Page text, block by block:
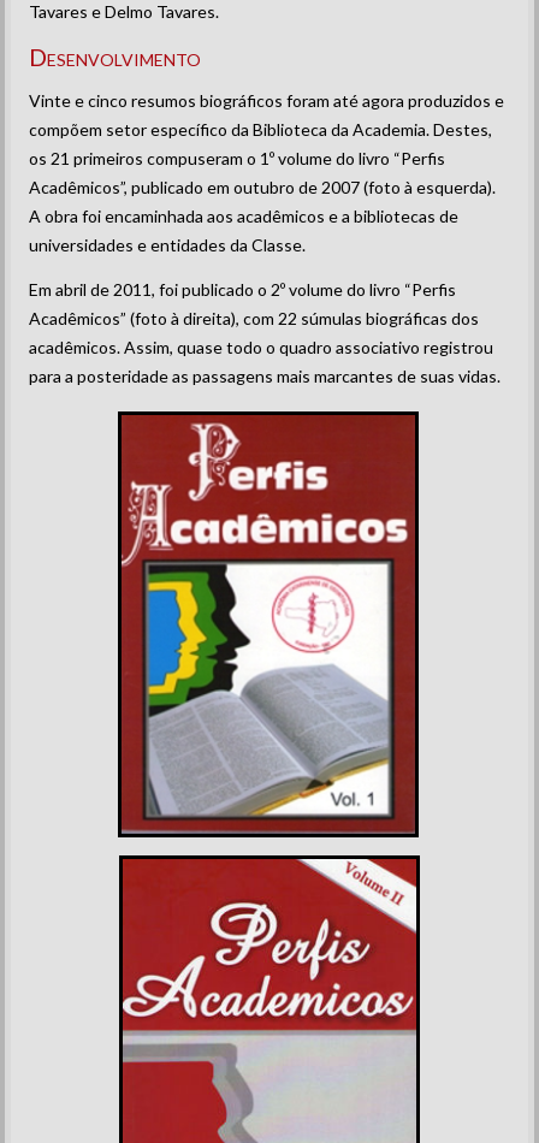
Tavares e Delmo Tavares.
Desenvolvimento
Vinte e cinco resumos biográficos foram até agora produzidos e
compõem setor específico da Biblioteca da Academia. Destes,
os 21 primeiros compuseram o 1º volume do livro “Perfis
Acadêmicos”, publicado em outubro de 2007 (foto à esquerda).
A obra foi encaminhada aos acadêmicos e a bibliotecas de
universidades e entidades da Classe.
Em abril de 2011, foi publicado o 2º volume do livro “Perfis
Acadêmicos” (foto à direita), com 22 súmulas biográficas dos
acadêmicos. Assim, quase todo o quadro associativo registrou
para a posteridade as passagens mais marcantes de suas vidas.